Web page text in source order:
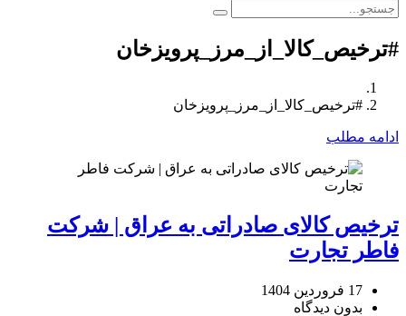
#ترخیص_کالا_از_مرز_پرویزخان
#ترخیص_کالا_از_مرز_پرویزخان
ادامه مطلب
ترخیص کالای صادراتی به عراق | شرکت
فاطر تجارت
17 فروردین 1404
بدون دیدگاه